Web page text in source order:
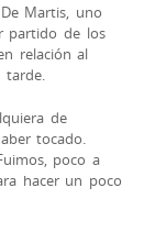
Martis, uno
partido de los
relación al
tarde.
de
tocado.
poco a
hacer un poco